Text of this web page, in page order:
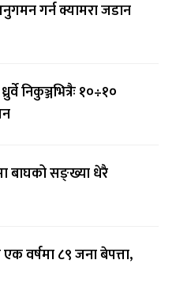
गर्न क्यामरा जडान
निकुञ्जभित्रैः १०÷१०
बाघको सङ्ख्या धेरै
वर्षमा ८९ जना बेपत्ता,